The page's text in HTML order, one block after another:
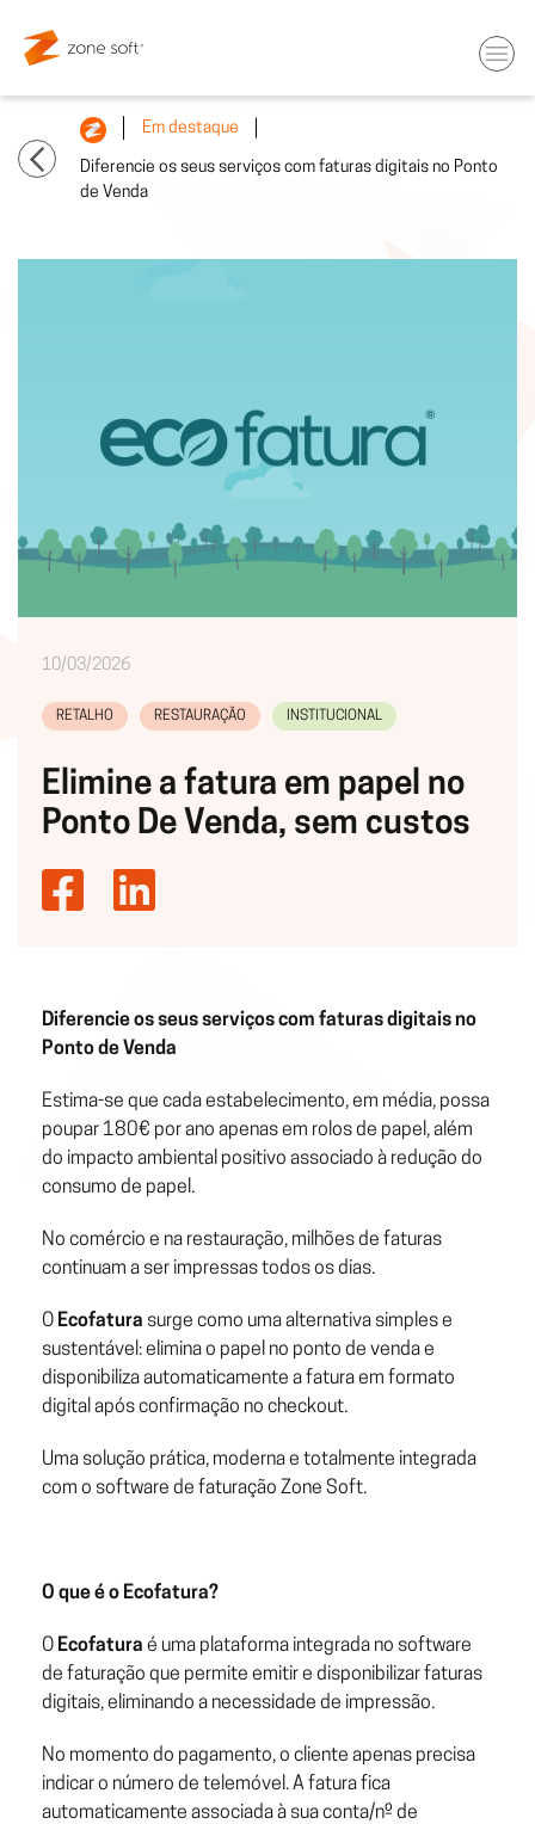
Em destaque
Diferencie os seus serviços com faturas digitais no Ponto
de Venda
10/03/2026
RETALHO RESTAURAÇÃO INSTITUCIONAL
Elimine a fatura em papel no
Ponto De Venda, sem custos
Diferencie os seus serviços com faturas digitais no
Ponto de Venda
Estima-se que cada estabelecimento, em média, possa
poupar 180€ por ano apenas em rolos de papel, além
do impacto ambiental positivo associado à redução do
consumo de papel.
No comércio e na restauração, milhões de faturas
continuam a ser impressas todos os dias.
O Ecofatura surge como uma alternativa simples e
sustentável: elimina o papel no ponto de venda e
disponibiliza automaticamente a fatura em formato
digital após confirmação no checkout.
Uma solução prática, moderna e totalmente integrada
com o software de faturação Zone Soft.
O que é o Ecofatura?
O Ecofatura é uma plataforma integrada no software
de faturação que permite emitir e disponibilizar faturas
digitais, eliminando a necessidade de impressão.
No momento do pagamento, o cliente apenas precisa
indicar o número de telemóvel. A fatura fica
automaticamente associada à sua conta/nº de